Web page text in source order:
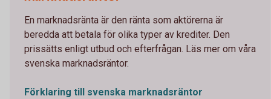
En marknadsränta är den ränta som aktörerna är
beredda att betala för olika typer av krediter. Den
prissätts enligt utbud och efterfrågan. Läs mer om våra
svenska marknadsräntor.
Förklaring till svenska marknadsräntor